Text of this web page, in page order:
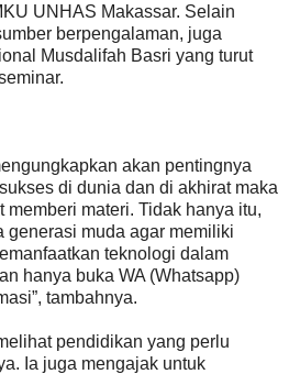
UNHAS Makassar. Selain
berpengalaman, juga
Musdalifah Basri yang turut
akan pentingnya
di dunia dan di akhirat maka
memberi materi. Tidak hanya itu,
generasi muda agar memiliki
teknologi dalam
hanya buka WA (Whatsapp)
tambahnya.
pendidikan yang perlu
Ia juga mengajak untuk